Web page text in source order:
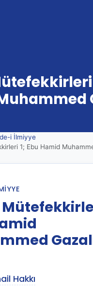
i İlmiyye
1; Ebu Hamid
Hakkı